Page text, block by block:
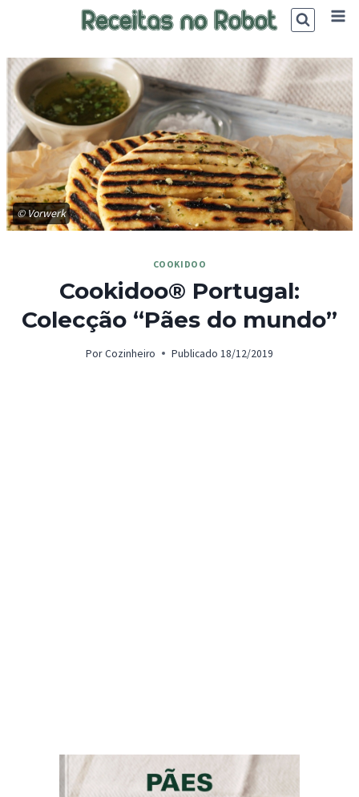
© Vorwerk
COOKIDOO
Cookidoo® Portugal:
Colecção “Pães do mundo”
Por Cozinheiro Publicado 18/12/2019